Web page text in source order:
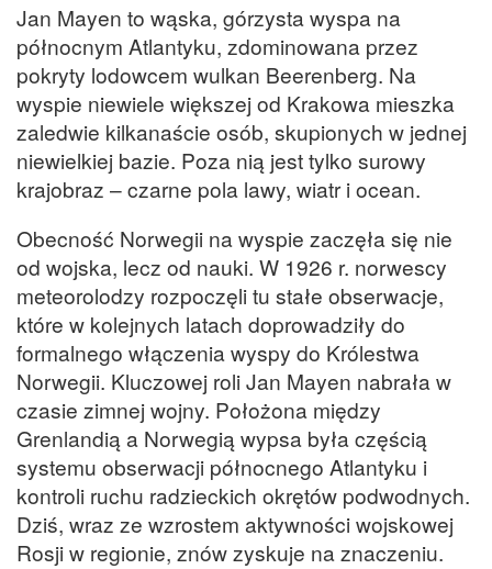
Jan Mayen to wąska, górzysta wyspa na
północnym Atlantyku, zdominowana przez
pokryty lodowcem wulkan Beerenberg. Na
wyspie niewiele większej od Krakowa mieszka
zaledwie kilkanaście osób, skupionych w jednej
niewielkiej bazie. Poza nią jest tylko surowy
krajobraz – czarne pola lawy, wiatr i ocean.
Obecność Norwegii na wyspie zaczęła się nie
od wojska, lecz od nauki. W 1926 r. norwescy
meteorolodzy rozpoczęli tu stałe obserwacje,
które w kolejnych latach doprowadziły do
formalnego włączenia wyspy do Królestwa
Norwegii. Kluczowej roli Jan Mayen nabrała w
czasie zimnej wojny. Położona między
Grenlandią a Norwegią wypsa była częścią
systemu obserwacji północnego Atlantyku i
kontroli ruchu radzieckich okrętów podwodnych.
Dziś, wraz ze wzrostem aktywności wojskowej
Rosji w regionie, znów zyskuje na znaczeniu.